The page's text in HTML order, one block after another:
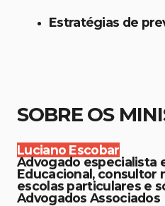
Estratégias de
SOBRE OS
Luciano Escobar
Advogado especialista
Educacional, consultor
escolas particulares e
Advogados Associados